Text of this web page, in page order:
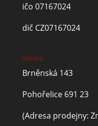
ičo 07167024
dič CZ07167024
Adresa
Brněnská 143
Pohořelice 691 23
(Adresa prodejny: